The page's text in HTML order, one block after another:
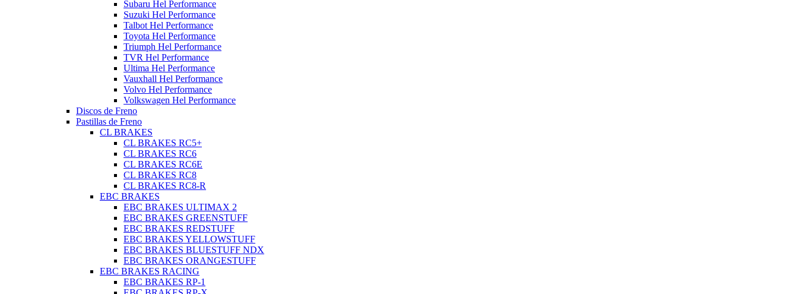
Subaru Hel Performance
Suzuki Hel Performance
Talbot Hel Performance
Toyota Hel Performance
Triumph Hel Performance
TVR Hel Performance
Ultima Hel Performance
Vauxhall Hel Performance
Volvo Hel Performance
Volkswagen Hel Performance
Discos de Freno
Pastillas de Freno
CL BRAKES
CL BRAKES RC5+
CL BRAKES RC6
CL BRAKES RC6E
CL BRAKES RC8
CL BRAKES RC8-R
EBC BRAKES
EBC BRAKES ULTIMAX 2
EBC BRAKES GREENSTUFF
EBC BRAKES REDSTUFF
EBC BRAKES YELLOWSTUFF
EBC BRAKES BLUESTUFF NDX
EBC BRAKES ORANGESTUFF
EBC BRAKES RACING
EBC BRAKES RP-1